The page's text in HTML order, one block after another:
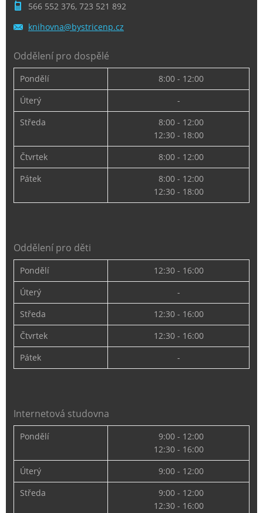
566 552 376, 723 521 892
knihovna@bystricenp.cz
Oddělení pro dospělé
Pondělí
8:00 - 12:00
Úterý
-
Středa
8:00 - 12:00
12:30 - 18:00
Čtvrtek
8:00 - 12:00
Pátek
8:00 - 12:00
12:30 - 18:00
Oddělení pro děti
Pondělí
12:30 - 16:00
Úterý
-
Středa
12:30 - 16:00
Čtvrtek
12:30 - 16:00
Pátek
-
Internetová studovna
Pondělí
9:00 - 12:00
12:30 - 16:00
Úterý
9:00 - 12:00
Středa
9:00 - 12:00
12:30 - 16:00